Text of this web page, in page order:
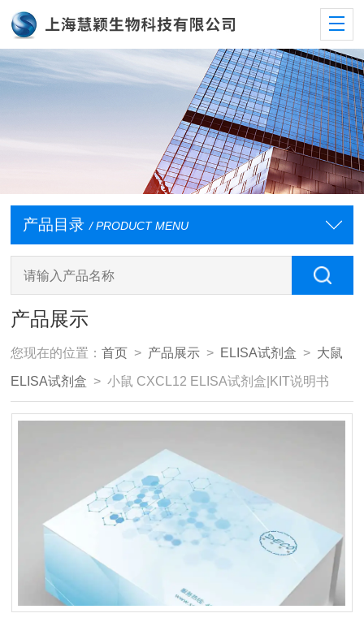
产品目录 / PRODUCT MENU
产品展示
您现在的位置：首页 > 产品展示 > ELISA试剂盒 > 大鼠
ELISA试剂盒 > 小鼠 CXCL12 ELISA试剂盒|KIT说明书